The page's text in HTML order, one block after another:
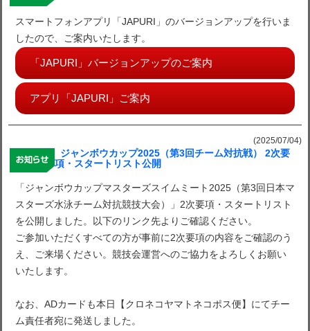
スマートフォンアプリ「JAPURI」のバージョンアップを行いま
したので、ご案内いたします。
「JAPURI」バージョンアップのご案内
アプリ「JAPURI」ご案内
(2025/07/04)
ジャンボウカップ2025（第3回チーム対抗戦） 2次要
項・スタートリスト公開
「ジャンボウカップマスターズスイムミート2025（第3回日本マ
スターズ水泳チーム対抗競技大会）」2次要項・スタートリスト
を公開しました。以下のリンク先よりご確認ください。
ご参加いただくすべての方が事前に2次要項の内容をご確認のう
え、ご来場ください。競技会運営へのご協力をよろしくお願い
いたします。
なお、ADカードも本日【クロネコヤマトネコポス便】にてチー
ム責任者宛に発送しました。